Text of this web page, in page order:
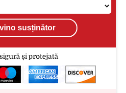
susținător
și protejată